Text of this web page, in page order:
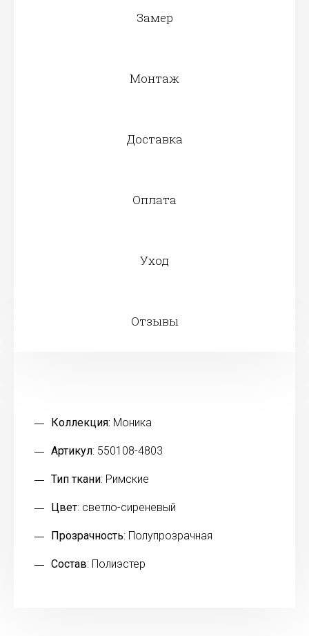
Замер
Монтаж
Доставка
Оплата
Уход
Отзывы
Коллекция: Моника
Артикул: 550108-4803
Тип ткани: Римские
Цвет: светло-сиреневый
Прозрачность: Полупрозрачная
Состав: Полиэстер